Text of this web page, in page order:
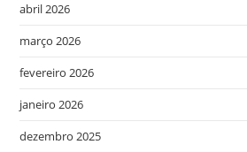
abril 2026
março 2026
fevereiro 2026
janeiro 2026
dezembro 2025